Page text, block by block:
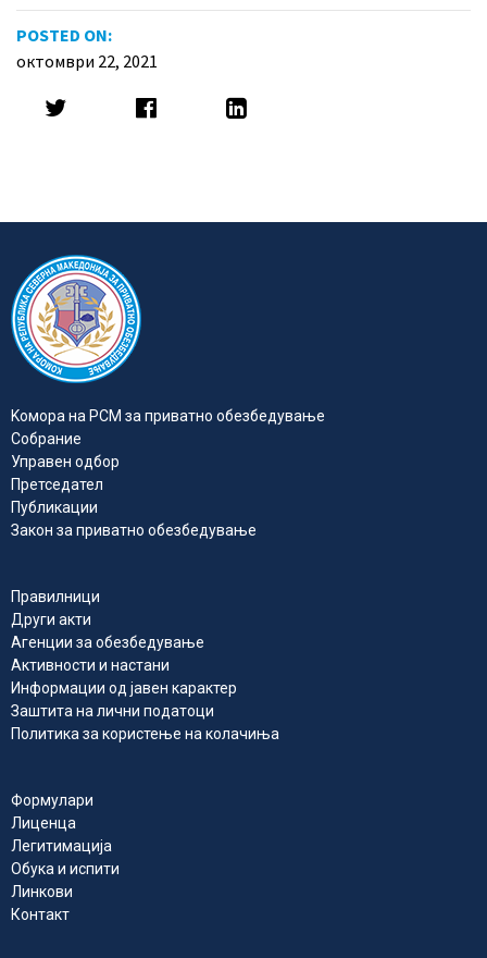
POSTED ON:
октомври 22, 2021
Kомора на РСМ за приватно обезбедувањe
Собрание
Управен одбор
Претседател
Публикации
Закон за приватно обезбедување
Правилници
Други акти
Агенции за обезбедување
Активности и настани
Информации од јавен карактер
Заштита на лични податоци
Политика за користење на колачиња
Формулари
Лиценца
Легитимација
Обука и испити
Линкови
Контакт